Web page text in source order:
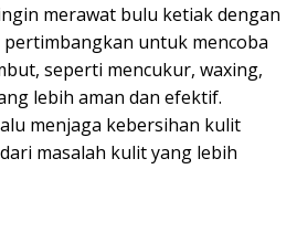
merawat bulu ketiak dengan
pertimbangkan untuk mencoba
seperti mencukur, waxing,
lebih aman dan efektif.
menjaga kebersihan kulit
masalah kulit yang lebih